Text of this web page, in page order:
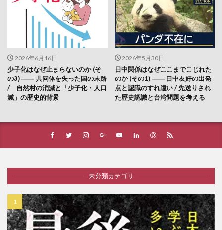
2026年6月16日
少子化はなぜ止まらないのか (そ
の3) ―― 共同体を失った国の末路
/ 自然村の消滅と「少子化・人口
減」の歴史的背景
2026年5月30日
日中関係はなぜここまでこじれた
のか (その1) ―― 日中友好の出発
点と認識のすれ違い / 先送りされ
た歴史認識と台湾問題を考える
未分類カテゴリ